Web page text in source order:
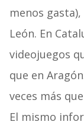
menos
León. En
videojuegos
que en
veces más
El mismo